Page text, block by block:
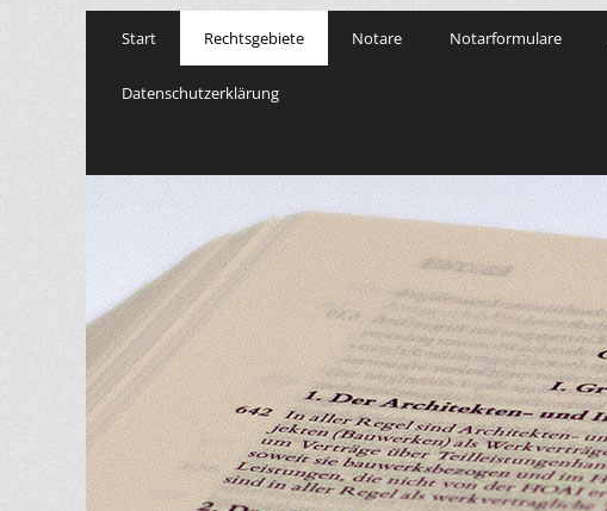
Menu
Start Rechtsgebiete Notare Notarformulare
Datenschutzerklärung